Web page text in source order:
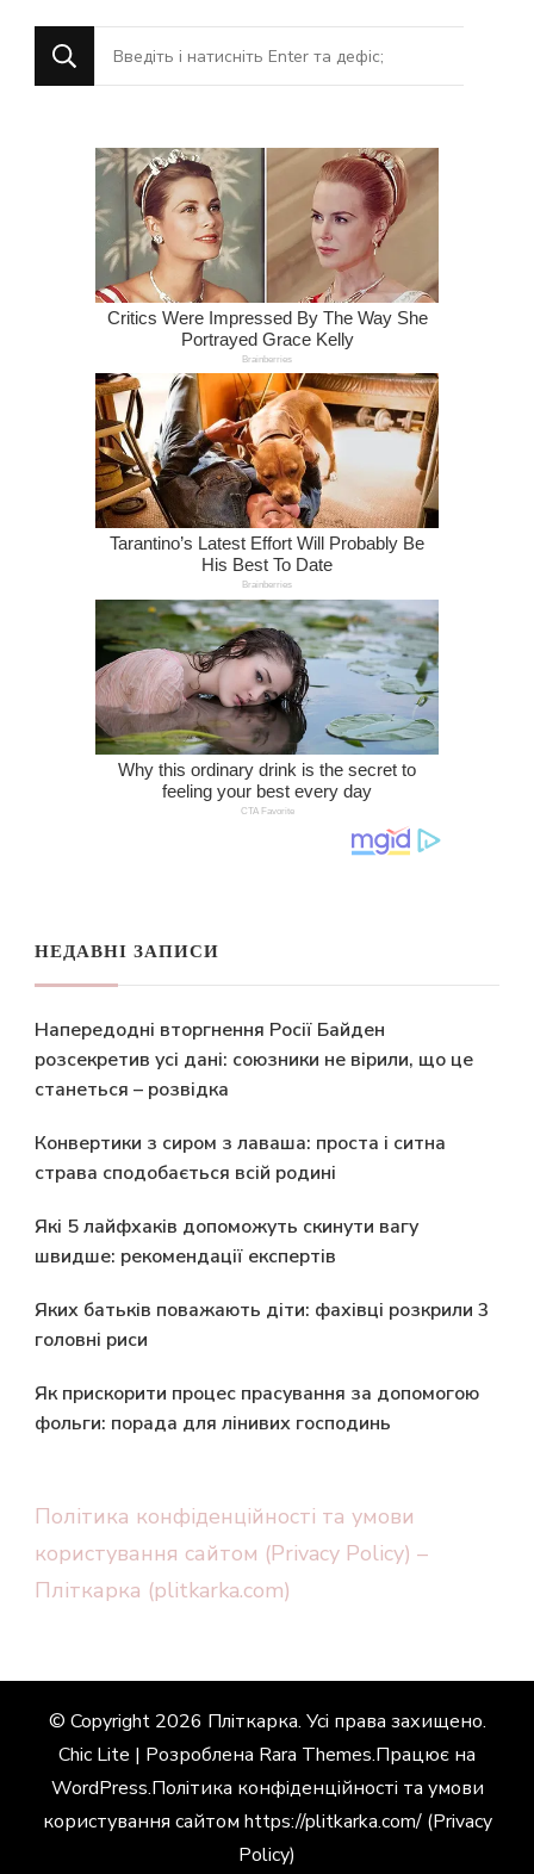
Шукаєте
щось?
НЕДАВНІ ЗАПИСИ
Напередодні вторгнення Росії Байден
розсекретив усі дані: союзники не вірили, що це
станеться – розвідка
Конвертики з сиром з лаваша: проста і ситна
страва сподобається всій родині
Які 5 лайфхаків допоможуть скинути вагу
швидше: рекомендації експертів
Яких батьків поважають діти: фахівці розкрили 3
головні риси
Як прискорити процес прасування за допомогою
фольги: порада для лінивих господинь
Політика конфіденційності та умови
користування сайтом (Privacy Policy) –
Пліткарка (plitkarka.com)
© Copyright 2026 Пліткарка. Усі права захищено.
Chic Lite | Розроблена Rara Themes.Працює на
WordPress.Політика конфіденційності та умови
користування сайтом https://plitkarka.com/ (Privacy
Policy)